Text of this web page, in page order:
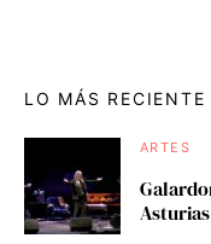
LO MÁS RECIENTE
ARTES